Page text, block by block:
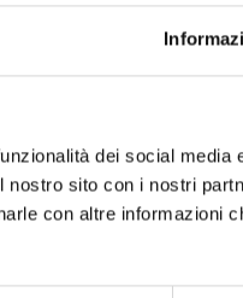
dei social media
sito con i nostri
con altre informazioni
TIME ODYSSEY n. 4